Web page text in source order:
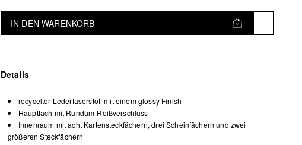
IN DEN WARENKORB
Details
recycelter Lederfaserstoff mit einem glossy Finish
Hauptfach mit Rundum-Reißverschluss
Innenraum mit acht Kartensteckfächern, drei Scheinfächern und zwei
größeren Steckfächern